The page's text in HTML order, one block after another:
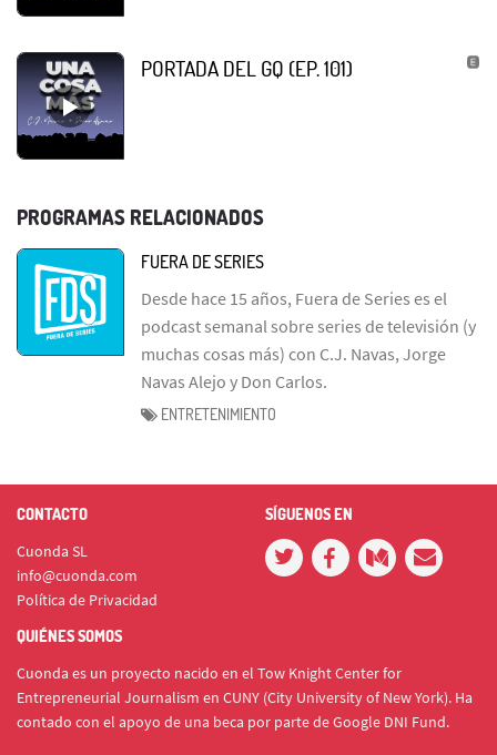
PORTADA DEL GQ (EP. 101)
PROGRAMAS RELACIONADOS
FUERA DE SERIES
Desde hace 15 años, Fuera de Series es el
podcast semanal sobre series de televisión (y
muchas cosas más) con C.J. Navas, Jorge
Navas Alejo y Don Carlos.
ENTRETENIMIENTO
CONTACTO
Cuonda SL
info@cuonda.com
Política de Privacidad
SÍGUENOS EN
QUIÉNES SOMOS
Cuonda es un proyecto nacido en el Tow Knight Center for
Entrepreneurial Journalism en CUNY (City University of New York). Ha
contado con el apoyo de una beca por parte de Google DNI Fund.